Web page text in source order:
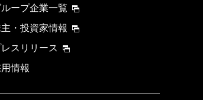
ープ企業一覧
・投資家情報
スリリース
情報